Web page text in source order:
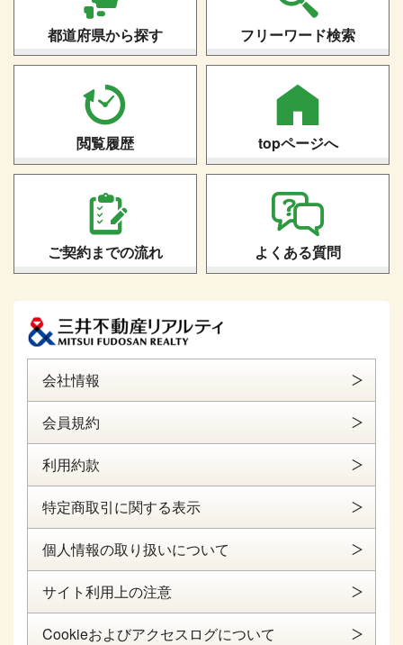
都道府県から探す フリーワード検索
閲覧履歴 topページへ
ご契約までの流れ よくある質問
会社情報
会員規約
利用約款
特定商取引に関する表示
個人情報の取り扱いについて
サイト利用上の注意
Cookieおよびアクセスログについて